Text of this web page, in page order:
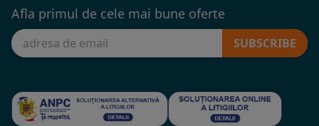
Afla primul de cele mai bune oferte
SUBSCRIBE